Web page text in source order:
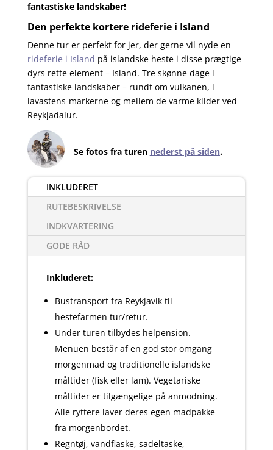
fantastiske landskaber!
Den perfekte kortere rideferie i Island
Denne tur er perfekt for jer, der gerne vil nyde en
rideferie i Island på islandske heste i disse prægtige
dyrs rette element – Island. Tre skønne dage i
fantastiske landskaber – rundt om vulkanen, i
lavastens-markerne og mellem de varme kilder ved
Reykjadalur.
Se fotos fra turen nederst på siden.
INKLUDERET
RUTEBESKRIVELSE
INDKVARTERING
GODE RÅD
Inkluderet:
Bustransport fra Reykjavik til
hestefarmen tur/retur.
Under turen tilbydes helpension.
Menuen består af en god stor omgang
morgenmad og traditionelle islandske
måltider (fisk eller lam). Vegetariske
måltider er tilgængelige på anmodning.
Alle ryttere laver deres egen madpakke
fra morgenbordet.
Regntøj, vandflaske, sadeltaske,